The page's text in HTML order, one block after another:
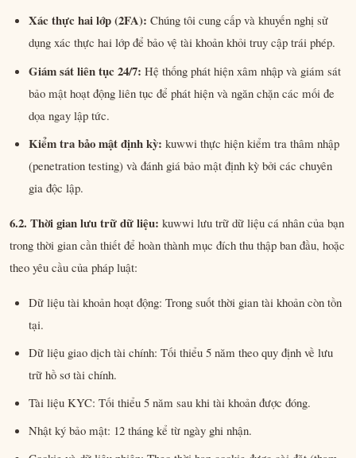
Xác thực hai lớp (2FA): Chúng tôi cung cấp và khuyến nghị sử
dụng xác thực hai lớp để bảo vệ tài khoản khỏi truy cập trái phép.
Giám sát liên tục 24/7: Hệ thống phát hiện xâm nhập và giám sát
bảo mật hoạt động liên tục để phát hiện và ngăn chặn các mối đe
dọa ngay lập tức.
Kiểm tra bảo mật định kỳ: kuwwi thực hiện kiểm tra thâm nhập
(penetration testing) và đánh giá bảo mật định kỳ bởi các chuyên
gia độc lập.
6.2. Thời gian lưu trữ dữ liệu: kuwwi lưu trữ dữ liệu cá nhân của bạn
trong thời gian cần thiết để hoàn thành mục đích thu thập ban đầu, hoặc
theo yêu cầu của pháp luật:
Dữ liệu tài khoản hoạt động: Trong suốt thời gian tài khoản còn tồn
tại.
Dữ liệu giao dịch tài chính: Tối thiểu 5 năm theo quy định về lưu
trữ hồ sơ tài chính.
Tài liệu KYC: Tối thiểu 5 năm sau khi tài khoản được đóng.
Nhật ký bảo mật: 12 tháng kể từ ngày ghi nhận.